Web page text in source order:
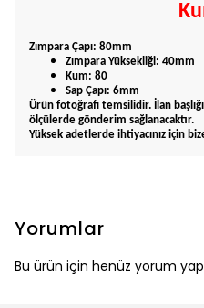
Zımpara Çapı: 80mm
Zımpara Yüksekliği: 40mm
Kum: 80
Sap Çapı: 6mm
Ürün fotoğrafı temsilidir. İlan
ölçülerde gönderim sağlanacaktır.
Yüksek adetlerde ihtiyacınız için
Yorumlar
Bu ürün için henüz yorum